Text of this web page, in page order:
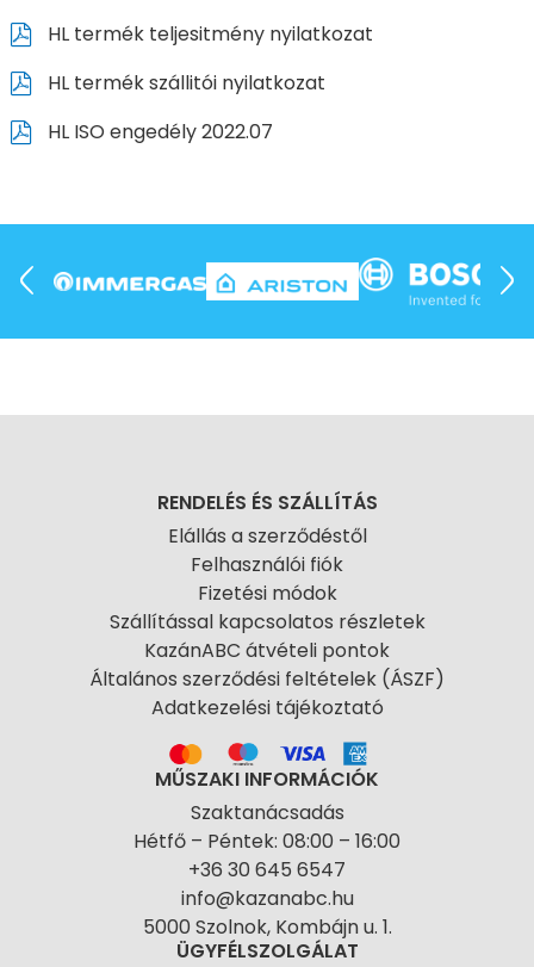
HL termék teljesitmény nyilatkozat
HL termék szállitói nyilatkozat
HL ISO engedély 2022.07
RENDELÉS ÉS SZÁLLÍTÁS
Elállás a szerződéstől
Felhasználói fiók
Fizetési módok
Szállítással kapcsolatos részletek
KazánABC átvételi pontok
Általános szerződési feltételek (ÁSZF)
Adatkezelési tájékoztató
MŰSZAKI INFORMÁCIÓK
Szaktanácsadás
Hétfő – Péntek: 08:00 – 16:00
+36 30 645 6547
info@kazanabc.hu
5000 Szolnok, Kombájn u. 1.
ÜGYFÉLSZOLGÁLAT